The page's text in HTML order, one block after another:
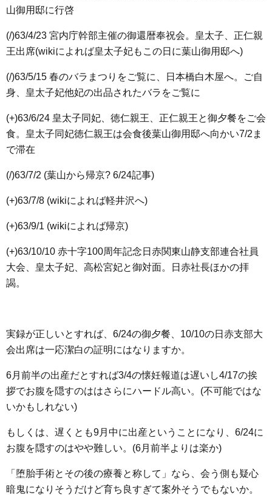
山御用邸に行啓
(/)63/4/23 宮内庁幹部主催の御還暦奉祝会。皇太子、正仁親
王出席(wikiによれば皇太子妃もこの日に葉山御用邸へ)
(/)63/5/15 春のバラまつりをご覧に、日本橋白木屋へ。ご自
身、皇太子妃他妃の出品されたバラをご覧に
(+)63/6/24 皇太子同妃、徳仁親王、正仁親王と御夕餐をご会
食。皇太子同妃徳仁親王は会食後葉山御用邸へ向かい7/2ま
で滞在
(/)63/7/2 (葉山から帰京? 6/24記事)
(+)63/7/8 (wikiによれば軽井沢へ)
(+)63/9/1 (wikiによれば帰京)
(+)63/10/10 赤十字100周年記念日赤関東山静支部連合社員
大会、皇太子妃、高松宮妃と御対面。日赤社長ほかの拝
謁。
実録が正しいとすれば、6/24の御夕餐、10/10の日赤支部大
会出席は一応潔白の証明にはなりますか。
6月前半の出産だとすれば3/4の懐妊報道は遅いし4/17の挨
拶でお腹を隠すのははさらにハードル高い。(不可能ではな
いかもしれない)
もしくは、遅くとも9月中に出産ということになり、6/24に
お腹を隠すのはやや難しい。(6月前半よりは楽か)
「堕胎手術とその後の療養と称して」なら、会う側も疑心
暗鬼になりそうだけど育ち良すぎて案外そうでもないか。